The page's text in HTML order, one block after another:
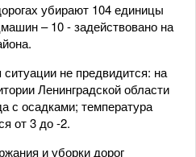
убирают 104 единицы
– 10 - задействовано на
не предвидится: на
Ленинградской области
с осадками; температура
от 3 до -2.
и уборки дорог